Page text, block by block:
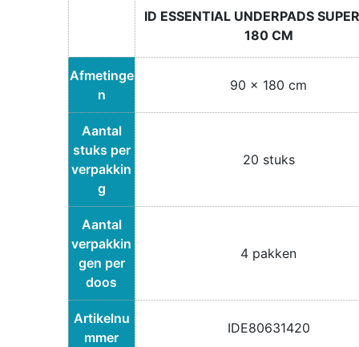
ID ESSENTIAL UNDERPADS
180 CM
Afmetinge
n
90 x 180 cm
Aantal
stuks per
verpakkin
g
20 stuks
Aantal
verpakkin
gen per
doos
4 pakken
Artikelnu
mmer
IDE80631420